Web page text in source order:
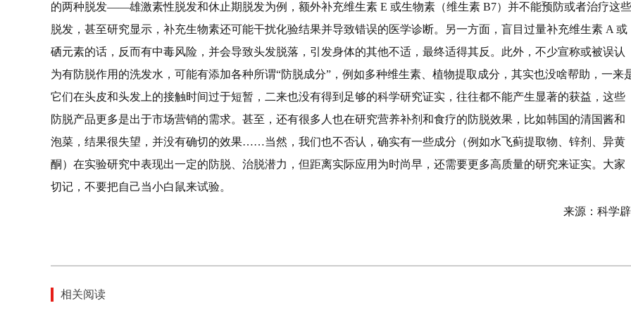
的两种脱发——雄激素性脱发和休止期脱发为例，额外补充维生素 E 或生物素（维生素 B7）并不能预防或者治疗这些
脱发，甚至研究显示，补充生物素还可能干扰化验结果并导致错误的医学诊断。另一方面，盲目过量补充维生素 A 或
硒元素的话，反而有中毒风险，并会导致头发脱落，引发身体的其他不适，最终适得其反。此外，不少宣称或被误认
为有防脱作用的洗发水，可能有添加各种所谓“防脱成分”，例如多种维生素、植物提取成分，其实也没啥帮助，一来
它们在头皮和头发上的接触时间过于短暂，二来也没有得到足够的科学研究证实，往往都不能产生显著的获益，这些
防脱产品更多是出于市场营销的需求。甚至，还有很多人也在研究营养补剂和食疗的防脱效果，比如韩国的清国酱和
泡菜，结果很失望，并没有确切的效果……当然，我们也不否认，确实有一些成分（例如水飞蓟提取物、锌剂、异黄
酮）在实验研究中表现出一定的防脱、治脱潜力，但距离实际应用为时尚早，还需要更多高质量的研究来证实。大家
切记，不要把自己当小白鼠来试验。
来源：科学
相关阅读